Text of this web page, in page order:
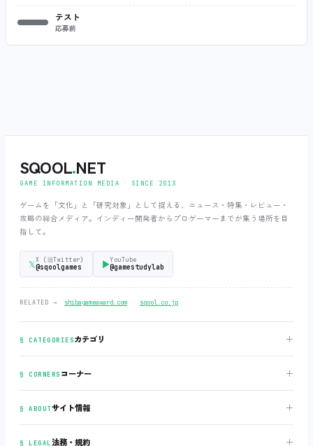
テスト
応募前
SQOOL.NET
GAME INFORMATION MEDIA ‧ SINCE 2013
ゲームを「文化」と「研究対象」として捉える、ニュース・特集・レビュー・
攻略の総合メディア。インディー開発者からプロゲーマーまでが集う場所を目
指して。
𝕏X (旧Twitter)
@sqoolgames ▶YouTube
@gamestudylab
RELATED → shibagameaward.com ‧ sqool.co.jp
§ CATEGORIESカテゴリ ＋
§ CORNERS コーナー ＋
§ ABOUTサイト情報 ＋
§ LEGAL法務・規約 ＋